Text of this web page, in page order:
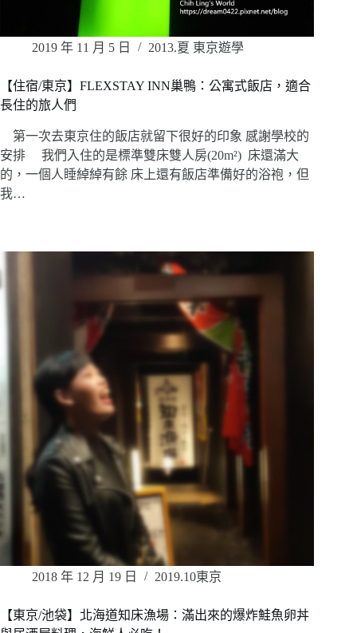
2019 年 11 月 5 日 2013.夏 東京遊學
【住宿/東京】FLEXSTAY INN巢鴨：公寓式飯店，適合
長住的旅人們
第一次去東京住的飯店就留下很好的印象 感謝學校的
安排 我們入住的是標準雙床雙人房(20m²) 床還滿大
的，一個人睡綽綽有餘 床上還有飯店準備好的浴袍，但
我…
2018 年 12 月 19 日 2019.10東京
【東京/池袋】北海道知床漁場：滿出來的爆炸鮭魚卵丼